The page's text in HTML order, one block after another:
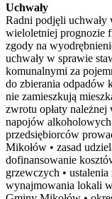
Uchwały
Radni podjęli
wieloletniej prognozie
zgody na
uchwały w sprawie
komunalnymi za
do zbierania odpadów
nie zamieszkują
zwrotu opłaty
napojów
przedsiębiorców
Mikołów • zasad
dofinansowanie
grzewczych •
wynajmowania lokali